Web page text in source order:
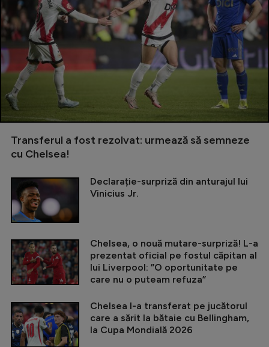
Transferul a fost rezolvat: urmează să semneze
cu Chelsea!
Declarație-surpriză din anturajul lui
Vinicius Jr.
Chelsea, o nouă mutare-surpriză! L-a
prezentat oficial pe fostul căpitan al
lui Liverpool: ”O oportunitate pe
care nu o puteam refuza”
Chelsea l-a transferat pe jucătorul
care a sărit la bătaie cu Bellingham,
la Cupa Mondială 2026